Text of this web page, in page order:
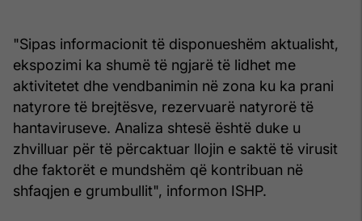
"Sipas informacionit të disponueshëm aktualisht,
ekspozimi ka shumë të ngjarë të lidhet me
aktivitetet dhe vendbanimin në zona ku ka prani
natyrore të brejtësve, rezervuarë natyrorë të
hantaviruseve. Analiza shtesë është duke u
zhvilluar për të përcaktuar llojin e saktë të virusit
dhe faktorët e mundshëm që kontribuan në
shfaqjen e grumbullit", informon ISHP.